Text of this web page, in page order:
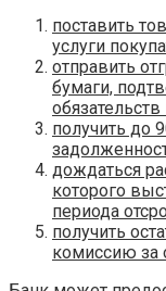
поставить
услуги
отправить
бумаги,
получить до
дождаться
которого
периода
получить
комиссию за